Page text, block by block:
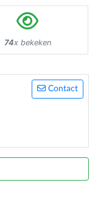
74x bekeken
Contact